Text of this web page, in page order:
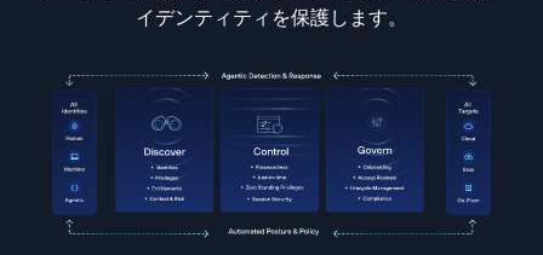
イデンティティを保護します。